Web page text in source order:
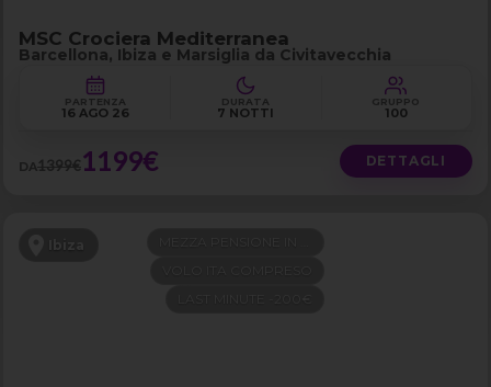
MSC Crociera Mediterranea
Barcellona, Ibiza e Marsiglia da Civitavecchia
PARTENZA
16 AGO 26
DURATA
7 NOTTI
GRUPPO
100
DA1399€1199€ DETTAGLI
Ibiza